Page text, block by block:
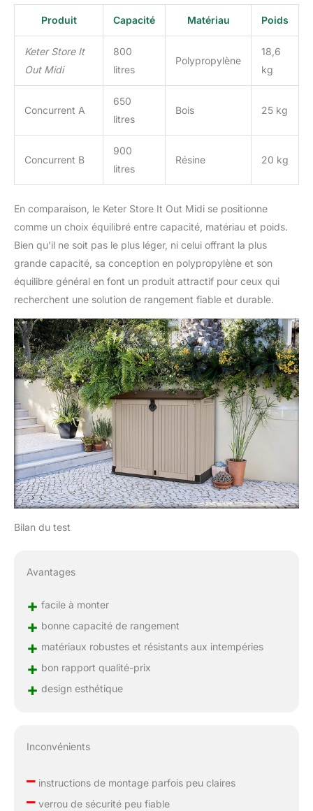
Produit Capacité Matériau Poids
Keter Store It
Out Midi
800
litres
Polypropylène
18,6
kg
Concurrent A
650
litres
Bois 25 kg
Concurrent B
900
litres
Résine 20 kg
En comparaison, le Keter Store It Out Midi se positionne
comme un choix équilibré entre capacité, matériau et poids.
Bien qu’il ne soit pas le plus léger, ni celui offrant la plus
grande capacité, sa conception en polypropylène et son
équilibre général en font un produit attractif pour ceux qui
recherchent une solution de rangement fiable et durable.
Bilan du test
Avantages
+ facile à monter
+ bonne capacité de rangement
+ matériaux robustes et résistants aux intempéries
+ bon rapport qualité-prix
+ design esthétique
Inconvénients
–instructions de montage parfois peu claires
–verrou de sécurité peu fiable